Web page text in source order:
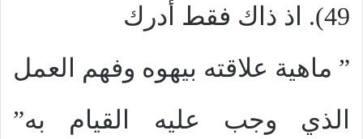
49). اذ ذاك فقط أدرك
” ماهية علاقته بيهوه وفهم العمل
الذي وجب عليه القيام به”